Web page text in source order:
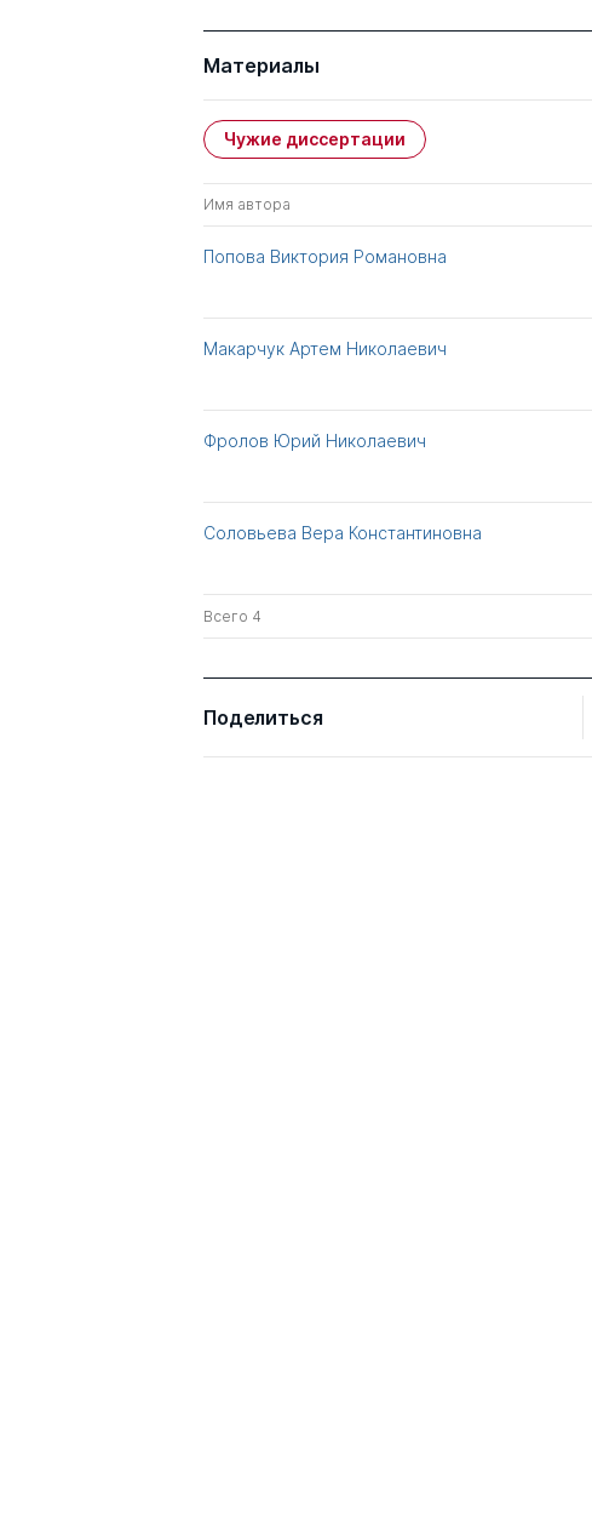
Материалы
Чужие диссертации
Имя автора
Попова Виктория Романовна
Макарчук Артем Николаевич
Фролов Юрий Николаевич
Соловьева Вера Константиновна
Всего 4
Поделиться